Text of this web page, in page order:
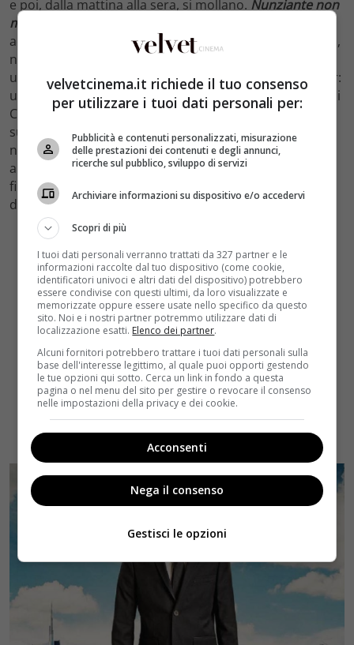
e poi, dalla mattina alla sera, si mollano. Nunziante non
mi è mai andato a genio?
accordo contrattuale, tutto qui. È un buon regista. Anzi,
non posso dire se uno è bravo o meno in assoluto: se
un film incassa lo è, altrimenti no. Zalone è la superstar:
uno non va a vedere il film di Gennaro Nunziante, ma di
Checco. Insieme hanno scritto belle storie, poi è
subentrato un momento di stasi, una storia insieme
non arrivava e… fine. Gennaro fa il suo, Checco idem, e
arriverà in sala a gennaio 2019. Zalone si dirige nel suo
film. Non che prima non lo facesse, dietro la macchina
da presa non ci si metteva solo Nunziante, eh”.
velvetcinema.it richiede il tuo consenso
per utilizzare i tuoi dati personali per:
Pubblicità e contenuti personalizzati, misurazione
delle prestazioni dei contenuti e degli annunci,
ricerche sul pubblico, sviluppo di servizi
Archiviare informazioni su dispositivo e/o accedervi
Scopri di più
I tuoi dati personali verranno trattati da 327 partner e le
informazioni raccolte dal tuo dispositivo (come cookie,
identificatori univoci e altri dati del dispositivo) potrebbero
essere condivise con questi ultimi, da loro visualizzate e
memorizzate oppure essere usate nello specifico da questo
sito. Noi e i nostri partner potremmo utilizzare dati di
localizzazione esatti. Elenco dei partner.
Alcuni fornitori potrebbero trattare i tuoi dati personali sulla
base dell'interesse legittimo, al quale puoi opporti gestendo
le tue opzioni qui sotto. Cerca un link in fondo a questa
pagina o nel menu del sito per gestire o revocare il consenso
nelle impostazioni della privacy e dei cookie.
Acconsenti
Nega il consenso
Gestisci le opzioni